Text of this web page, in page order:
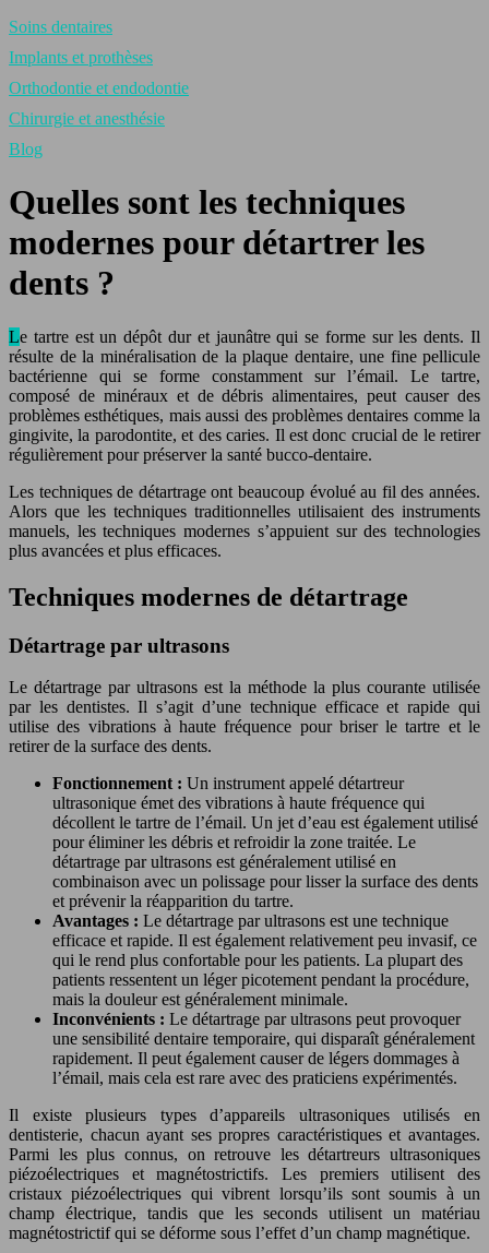
Soins dentaires
Implants et prothèses
Orthodontie et endodontie
Chirurgie et anesthésie
Blog
Quelles sont les techniques
modernes pour détartrer les
dents ?
Le tartre est un dépôt dur et jaunâtre qui se forme sur les dents. Il
résulte de la minéralisation de la plaque dentaire, une fine pellicule
bactérienne qui se forme constamment sur l’émail. Le tartre,
composé de minéraux et de débris alimentaires, peut causer des
problèmes esthétiques, mais aussi des problèmes dentaires comme la
gingivite, la parodontite, et des caries. Il est donc crucial de le retirer
régulièrement pour préserver la santé bucco-dentaire.
Les techniques de détartrage ont beaucoup évolué au fil des années.
Alors que les techniques traditionnelles utilisaient des instruments
manuels, les techniques modernes s’appuient sur des technologies
plus avancées et plus efficaces.
Techniques modernes de détartrage
Détartrage par ultrasons
Le détartrage par ultrasons est la méthode la plus courante utilisée
par les dentistes. Il s’agit d’une technique efficace et rapide qui
utilise des vibrations à haute fréquence pour briser le tartre et le
retirer de la surface des dents.
Fonctionnement : Un instrument appelé détartreur
ultrasonique émet des vibrations à haute fréquence qui
décollent le tartre de l’émail. Un jet d’eau est également utilisé
pour éliminer les débris et refroidir la zone traitée. Le
détartrage par ultrasons est généralement utilisé en
combinaison avec un polissage pour lisser la surface des dents
et prévenir la réapparition du tartre.
Avantages : Le détartrage par ultrasons est une technique
efficace et rapide. Il est également relativement peu invasif, ce
qui le rend plus confortable pour les patients. La plupart des
patients ressentent un léger picotement pendant la procédure,
mais la douleur est généralement minimale.
Inconvénients : Le détartrage par ultrasons peut provoquer
une sensibilité dentaire temporaire, qui disparaît généralement
rapidement. Il peut également causer de légers dommages à
l’émail, mais cela est rare avec des praticiens expérimentés.
Il existe plusieurs types d’appareils ultrasoniques utilisés en
dentisterie, chacun ayant ses propres caractéristiques et avantages.
Parmi les plus connus, on retrouve les détartreurs ultrasoniques
piézoélectriques et magnétostrictifs. Les premiers utilisent des
cristaux piézoélectriques qui vibrent lorsqu’ils sont soumis à un
champ électrique, tandis que les seconds utilisent un matériau
magnétostrictif qui se déforme sous l’effet d’un champ magnétique.